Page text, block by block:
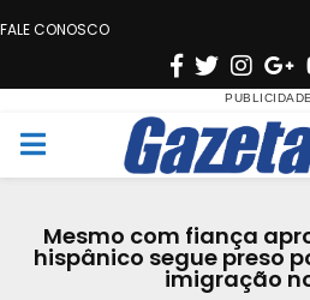
FALE CONOSCO
F
c
e
o
o
T
w
i
t
e
r
n
s
t
g
r
o
o
g
e
M
n
Mesmo com fiança
hispânico segue preso
imigração